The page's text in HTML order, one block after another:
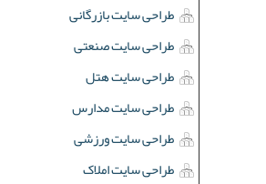
طراحی سایت بازرگانی
طراحی سایت صنعتی
طراحی سایت هتل
طراحی سایت مدارس
طراحی سایت ورزشی
طراحی سایت املاک